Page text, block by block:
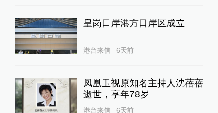
皇岗口岸港方口岸区成立
港台来信 6天前
凤凰卫视原知名主持人沈蓓蓓
逝世，享年78岁
港台来信 6天前